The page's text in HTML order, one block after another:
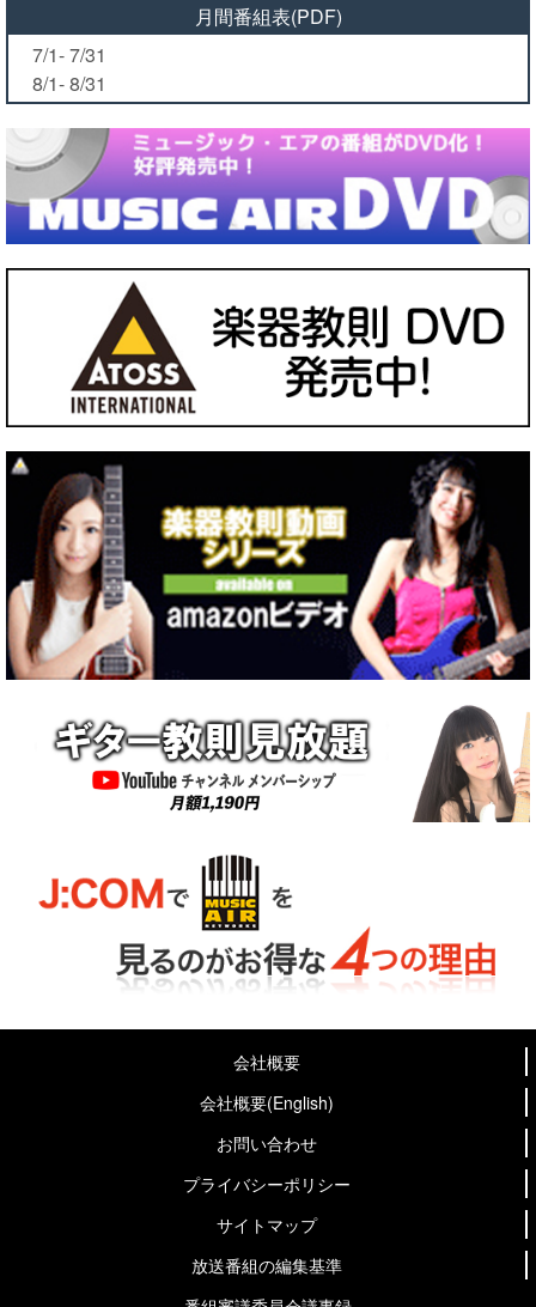
月間番組表(PDF)
7/1- 7/31
8/1- 8/31
会社概要
会社概要(English)
お問い合わせ
プライバシーポリシー
サイトマップ
放送番組の編集基準